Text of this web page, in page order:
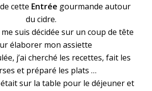
cette Entrée gourmande autour
du cidre.
me suis décidée sur un coup de tête
élaborer mon assiette
j’ai cherché les recettes, fait les
et préparé les plats …
était sur la table pour le déjeuner et